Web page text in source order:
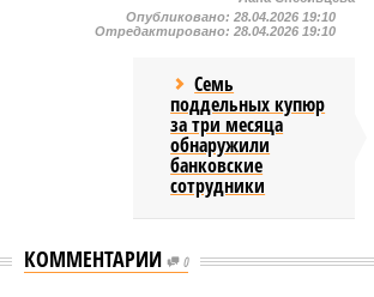
Опубликовано: 28.04.2026 19:10
Отредактировано: 28.04.2026 19:10
Семь
поддельных купюр
за три месяца
обнаружили
банковские
сотрудники
КОММЕНТАРИИ 0